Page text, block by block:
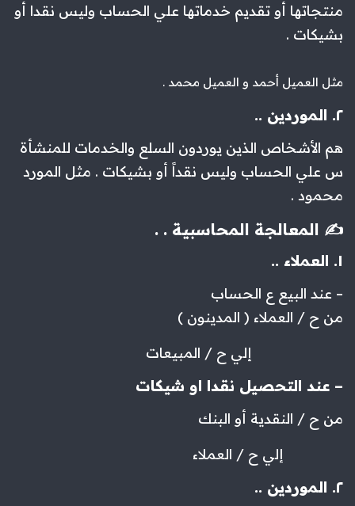
منتجاتها أو تقديم خدماتها علي الحساب وليس نقدا أو
بشيكات .
مثل العميل أحمد و العميل محمد .
٢. الموردين ..
هم الأشخاص الذين يوردون السلع والخدمات للمنشأة
س علي الحساب وليس نقداً أو بشيكات . مثل المورد
محمود .
✍️ المعالجة المحاسبية . .
١. العملاء ..
– عند البيع ع الحساب
من ح / العملاء ( المدينون )
إلي ح / المبيعات
– عند التحصيل نقدا او شيكات
من ح / النقدية أو البنك
إلي ح / العملاء
٢. الموردين ..